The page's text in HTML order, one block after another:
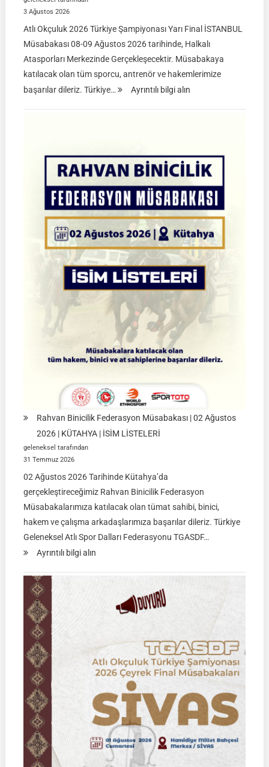
3 Ağustos 2026
Atlı Okçuluk 2026 Türkiye Şampiyonası Yarı Final İSTANBUL
Müsabakası 08-09 Ağustos 2026 tarihinde, Halkalı
Atasporları Merkezinde Gerçekleşecektir. Müsabakaya
katılacak olan tüm sporcu, antrenör ve hakemlerimize
başarılar dileriz. Türkiye…
Ayrıntılı bilgi alın:
Türkiye
Şampiyonası
Yarı
Final
Müsabakaları
|
08-
09
2026
İSTANBUL
Rahvan Binicilik Federasyon Müsabakası | 02 Ağustos
2026 | KÜTAHYA | İSİM LİSTELERİ
geleneksel tarafından
31 Temmuz 2026
02 Ağustos 2026 Tarihinde Kütahya’da
gerçekleştireceğimiz Rahvan Binicilik Federasyon
Müsabakalarımıza katılacak olan tümat sahibi, binici,
hakem ve çalışma arkadaşlarımıza başarılar dileriz. Türkiye
Geleneksel Atlı Spor Dalları Federasyonu TGASDF…
Ayrıntılı bilgi alın:
Federasyon
Müsabakası
02
Ağustos
2026
|
KÜTAHYA
|
İSİM
LİSTELERİ